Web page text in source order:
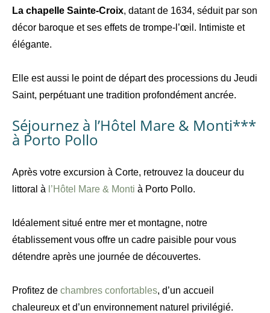
La chapelle Sainte-Croix, datant de 1634, séduit par son
décor baroque et ses effets de trompe-l’œil. Intimiste et
élégante.
Elle est aussi le point de départ des processions du Jeudi
Saint, perpétuant une tradition profondément ancrée.
Séjournez à l’Hôtel Mare & Monti***
à Porto Pollo
Après votre excursion à Corte, retrouvez la douceur du
littoral à l’Hôtel Mare & Monti à Porto Pollo.
Idéalement situé entre mer et montagne, notre
établissement vous offre un cadre paisible pour vous
détendre après une journée de découvertes.
Profitez de chambres confortables, d’un accueil
chaleureux et d’un environnement naturel privilégié.